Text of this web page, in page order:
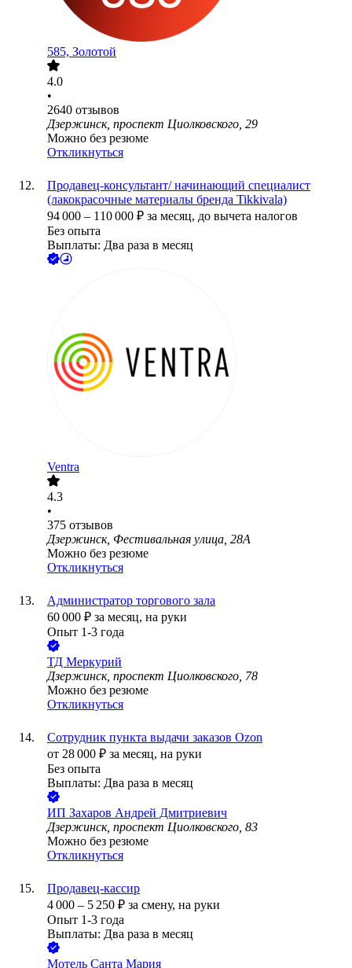
585, Золотой
4.0
•
2640 отзывов
Дзержинск, проспект Циолковского, 29
Можно без резюме
Откликнуться
Продавец-консультант/ начинающий специалист
(лакокрасочные материалы бренда Tikkivala)
94 000 – 110 000 ₽ за месяц, до вычета налогов
Без опыта
Выплаты: Два раза в месяц
Ventra
4.3
•
375 отзывов
Дзержинск, Фестивальная улица, 28А
Можно без резюме
Откликнуться
Администратор торгового зала
60 000 ₽ за месяц, на руки
Опыт 1-3 года
ТД Меркурий
Дзержинск, проспект Циолковского, 78
Можно без резюме
Откликнуться
Сотрудник пункта выдачи заказов Ozon
от 28 000 ₽ за месяц, на руки
Без опыта
Выплаты: Два раза в месяц
ИП Захаров Андрей Дмитриевич
Дзержинск, проспект Циолковского, 83
Можно без резюме
Откликнуться
Продавец-кассир
4 000 – 5 250 ₽ за смену, на руки
Опыт 1-3 года
Выплаты: Два раза в месяц
Мотель Санта Мария